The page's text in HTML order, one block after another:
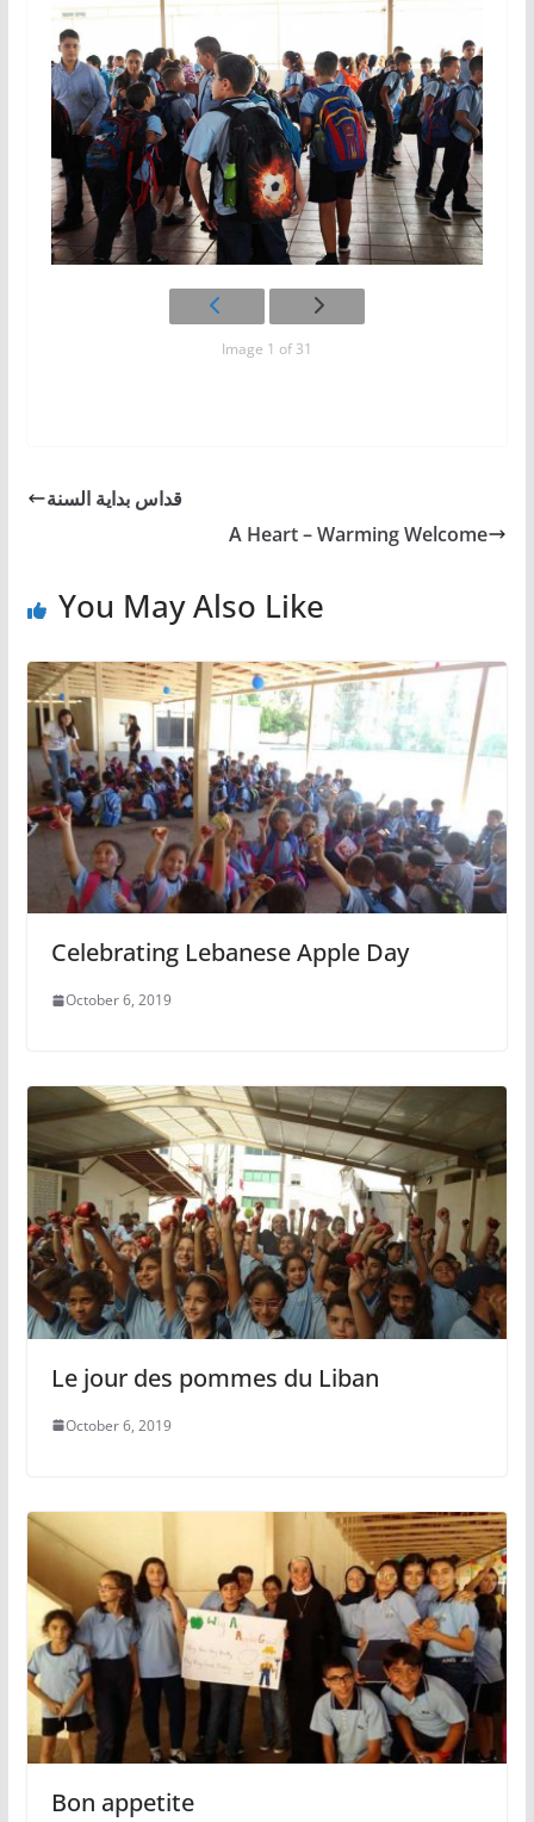
Image 1 of 31
قداس بداية السنة
A Heart – Warming Welcome
You May Also Like
Celebrating Lebanese Apple Day
October 6, 2019
Le jour des pommes du Liban
October 6, 2019
Bon appetite